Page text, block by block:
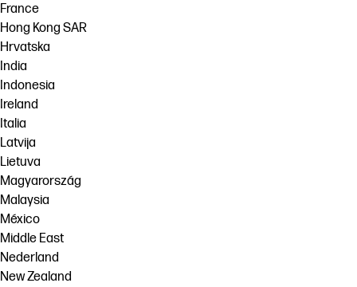
France
Hong Kong SAR
Hrvatska
India
Indonesia
Ireland
Italia
Latvija
Lietuva
Magyarország
Malaysia
México
Middle East
Nederland
New Zealand